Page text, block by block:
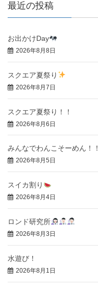
最近の投稿
お出かけDay
2026年8月8日
スクエア夏祭り
2026年8月7日
スクエア夏祭り！！
2026年8月6日
みんなでわんこそーめん！！
2026年8月5日
スイカ割り
2026年8月4日
ロンド研究所
2026年8月3日
水遊び！
2026年8月1日